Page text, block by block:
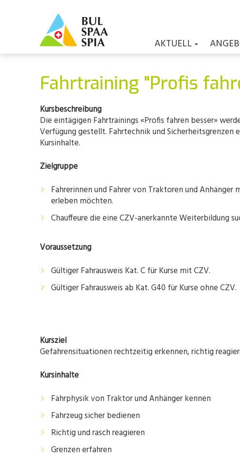
AKTUELL
Fahrtraining "Profis
Kursbeschreibung
Die eintägigen Fahrtrainings «Profis fahren besser»
Verfügung gestellt. Fahrtechnik und Sicherheitsgrenzen
Kursinhalte.
Zielgruppe
Fahrerinnen und Fahrer von Traktoren und
erleben möchten.
Chauffeure die eine CZV-anerkannte Weiterbildung
Voraussetzung
Gültiger Fahrausweis Kat. C für Kurse mit CZV.
Gültiger Fahrausweis ab Kat. G40 für Kurse ohne CZV.
Kursziel
Gefahrensituationen rechtzeitig erkennen, richtig
Kursinhalte
Fahrphysik von Traktor und Anhänger kennen
Fahrzeug sicher bedienen
Richtig und rasch reagieren
Grenzen erfahren